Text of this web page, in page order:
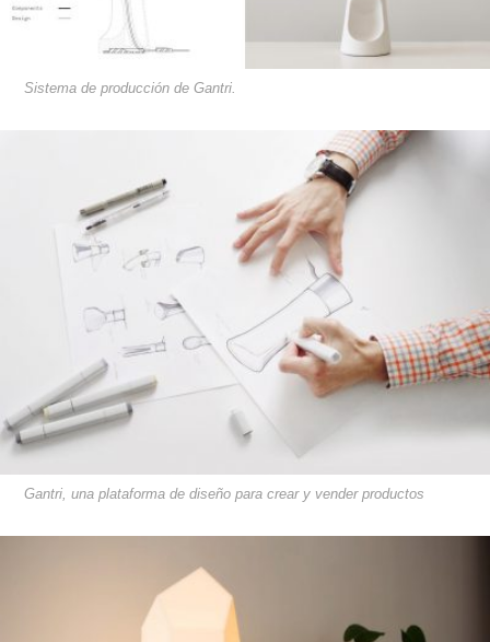
Sistema de producción de Gantri.
Gantri, una plataforma de diseño para crear y vender productos